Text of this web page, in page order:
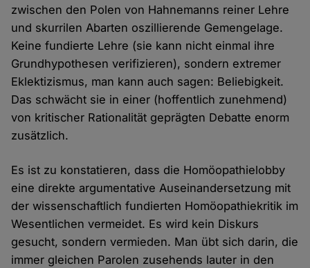
zwischen den Polen von Hahnemanns reiner Lehre
und skurrilen Abarten oszillierende Gemengelage.
Keine fundierte Lehre (sie kann nicht einmal ihre
Grundhypothesen verifizieren), sondern extremer
Eklektizismus, man kann auch sagen: Beliebigkeit.
Das schwächt sie in einer (hoffentlich zunehmend)
von kritischer Rationalität geprägten Debatte enorm
zusätzlich.
Es ist zu konstatieren, dass die Homöopathielobby
eine direkte argumentative Auseinandersetzung mit
der wissenschaftlich fundierten Homöopathiekritik im
Wesentlichen vermeidet. Es wird kein Diskurs
gesucht, sondern vermieden. Man übt sich darin, die
immer gleichen Parolen zusehends lauter in den